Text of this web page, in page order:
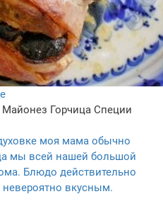
Майонез Горчица Специи
моя мама обычно
мы всей нашей большой
Блюдо действительно
вкусным.